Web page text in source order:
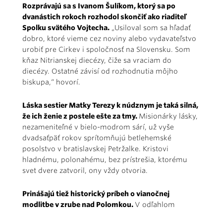
Rozprávajú sa s Ivanom Šulíkom, ktorý sa po
dvanástich rokoch rozhodol skončiť ako riaditeľ
Spolku svätého Vojtecha. „Usiloval som sa hľadať
dobro, ktoré vieme cez noviny alebo vydavateľstvo
urobiť pre Cirkev i spoločnosť na Slovensku. Som
kňaz Nitrianskej diecézy, čiže sa vraciam do
diecézy. Ostatné závisí od rozhodnutia môjho
biskupa,“ hovorí.
Láska sestier Matky Terezy k núdznym je taká silná,
že ich ženie z postele ešte za tmy. Misionárky lásky,
nezameniteľné v bielo-modrom sárí, už vyše
dvadsaťpäť rokov sprítomňujú betlehemské
posolstvo v bratislavskej Petržalke. Kristovi
hladnému, polonahému, bez prístrešia, ktorému
svet dvere zatvoril, ony vždy otvoria.
Prinášajú tiež historický príbeh o vianočnej
modlitbe v zrube nad Polomkou. V odľahlom